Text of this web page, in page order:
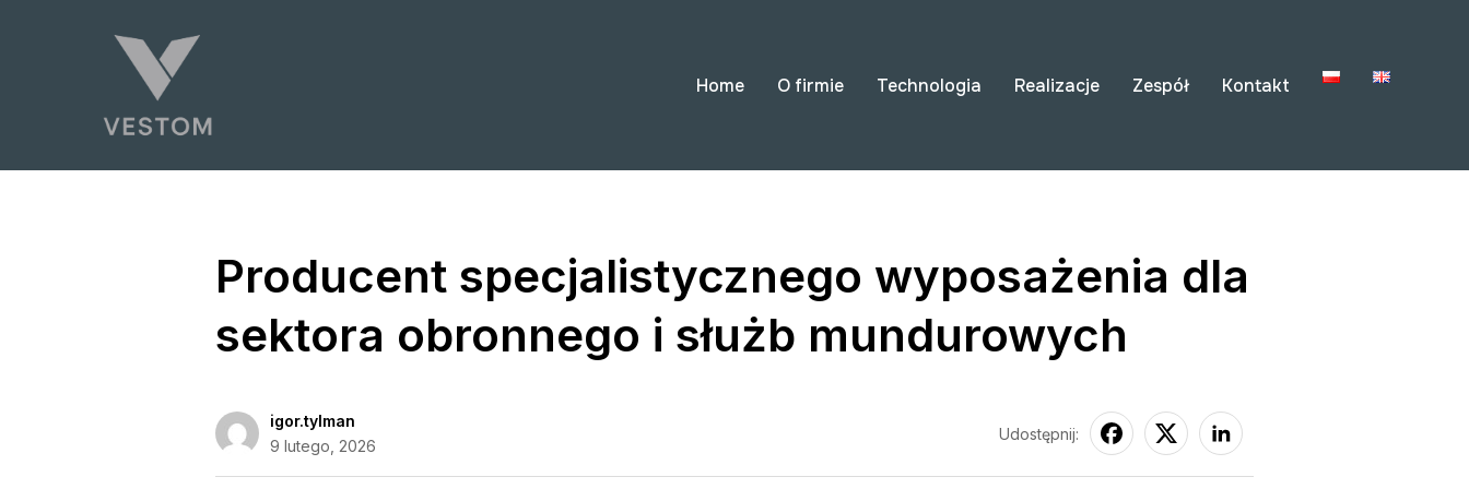
Home O firmie Technologia Realizacje Zespół Kontakt
Producent specjalistycznego wyposażenia dla
sektora obronnego i służb mundurowych
igor.tylman
9 lutego, 2026
Udostępnij: